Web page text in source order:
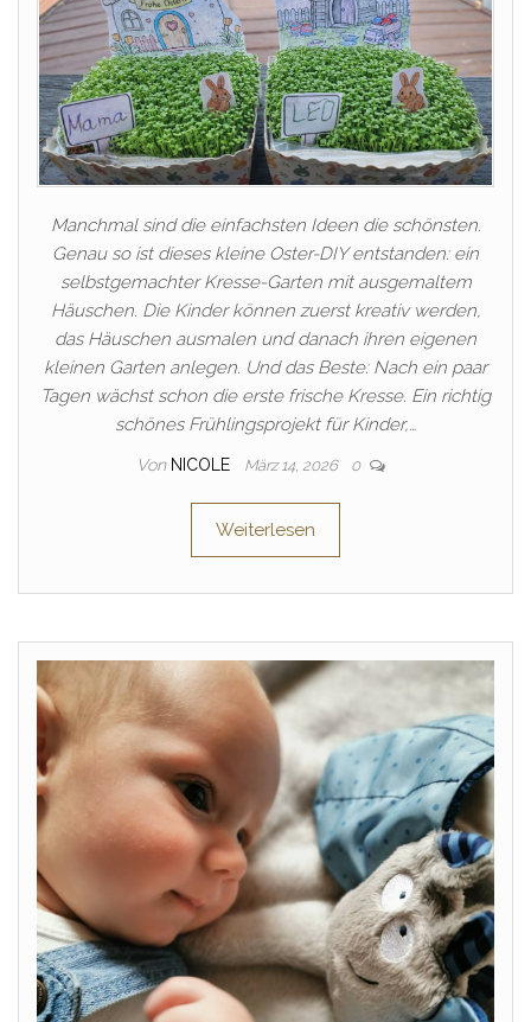
Manchmal sind die einfachsten Ideen die schönsten.
Genau so ist dieses kleine Oster-DIY entstanden: ein
selbstgemachter Kresse-Garten mit ausgemaltem
Häuschen. Die Kinder können zuerst kreativ werden,
das Häuschen ausmalen und danach ihren eigenen
kleinen Garten anlegen. Und das Beste: Nach ein paar
Tagen wächst schon die erste frische Kresse. Ein richtig
schönes Frühlingsprojekt für Kinder,…
Von NICOLE März 14, 2026 0
Weiterlesen